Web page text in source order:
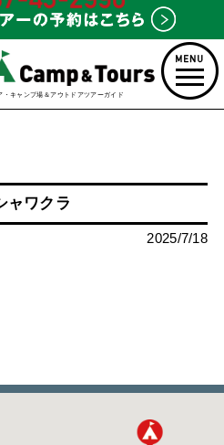
・キャンプ場＆アウトドアツアーガイド
ャワクラ
2025/7/18